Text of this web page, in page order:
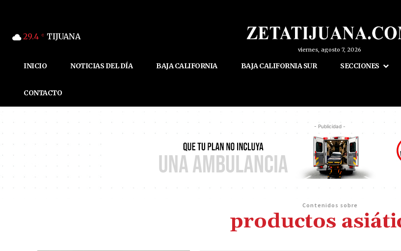
29.4 C TIJUANA
viernes, agosto 7, 2026
INICIO NOTICIAS DEL DÍA BAJA CALIFORNIA BAJA CALIFORNIA SUR SECCIONES
CONTACTO
- Publicidad -
Contenidos sobre
productos